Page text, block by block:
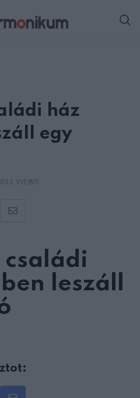
ház
egy
Share
családi
leszáll